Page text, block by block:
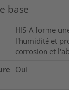
base
HIS-A forme
l'humidité et
corrosion et
Oui